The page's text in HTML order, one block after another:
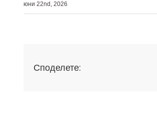
юни 22nd, 2026
Споделете: